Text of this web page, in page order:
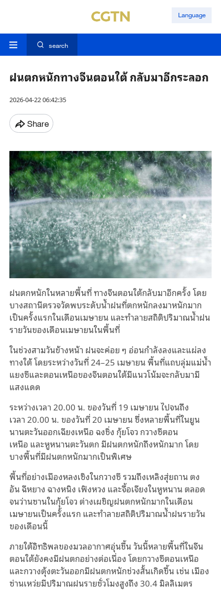
Language
search
ฝนตกหนักทางจีนตอนใต้ กลับมาอีกระลอก
2026-04-22 06:42:35
Share
ฝนตกหนักในหลายพื้นที่ทางจีนตอนใต้กลับมาอีกครั้งโดย
บางสถานีตรวจวัดพบระดับน้ำฝนที่ตกหนักลงมาหนักมาก
เป็นครั้งแรกในเดือนเมษายนและทำลายสถิติปริมาณน้ำฝน
รายวันของเดือนเมษายนในพื้นที่
ในช่วงสามวันข้างหน้า ฝนจะค่อยๆ อ่อนกำลังลงและแผ่ลง
ทางใต้โดยระหว่างวันที่24–25 เมษายนพื้นที่แถบลุ่มแม่น้ำ
แยงซีและตอนเหนือของจีนตอนใต้มีแนวโน้มจะกลับมามี
แสงแดด
ระหว่างเวลา20.00น. ของวันที่19 เมษายนไปจนถึง
เวลา20.00น. ของวันที่20 เมษายนซึ่งหลายพื้นที่ในยูน
นานตะวันออกเฉียงเหนือฉงชิ่ง กุ้ยโจว กวางซีตอน
เหนือ และหูหนานตะวันตก มีฝนตกหนักถึงหนักมากโดย
บางพื้นที่มีฝนตกหนักมากเป็นพิเศษ
พื้นที่อย่างเมืองหลงเซิงในกวางซีรวมถึงเหลิงสุ่ยถานตง
อันฉีหยางฉางหนิง เฟิงหวง และจื้อเจียงในหูหนานตลอด
จนว่านซานในกุ้ยโจว ต่างเผชิญฝนตกหนักมากในเดือน
เมษายนเป็นครั้งแรก และทำลายสถิติปริมาณน้ำฝนรายวัน
ของเดือนนี้
ภายใต้อิทธิพลของมวลอากาศอุ่นชื้นวันนี้หลายพื้นที่ในจีน
ตอนใต้ยังคงมีฝนตกอย่างต่อเนื่องโดยกวางซีตอนเหนือ
และกวางตุ้งตะวันออกมีฝนตกหนักช่วงสั้นเกิดขึ้นเช่นเมือง
ซ่านเหว่ยมีปริมาณฝนรายชั่วโมงสูงถึง30.4มิลลิเมตร